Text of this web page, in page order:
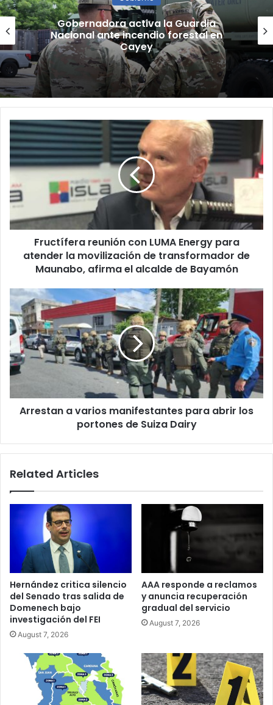
“Camisa hecha a la medida”:
Planificador cuestiona aprobación
de consulta de ubicación de Esencia
Fructífera
reunión
con
LUMA
para
atender
movilización
transformador
afirma
el
alcalde
de
Bayamón
Fructífera reunión con LUMA Energy para
atender la movilización de transformador de
Maunabo, afirma el alcalde de Bayamón
Arrestan
a
varios
manifestantes
para
abrir
los
de
Suiza
Arrestan a varios manifestantes para abrir los
portones de Suiza Dairy
Related Articles
Hernández critica silencio
del Senado tras salida de
Domenech bajo
investigación del FEI
August 7, 2026
AAA responde a reclamos
y anuncia recuperación
gradual del servicio
August 7, 2026